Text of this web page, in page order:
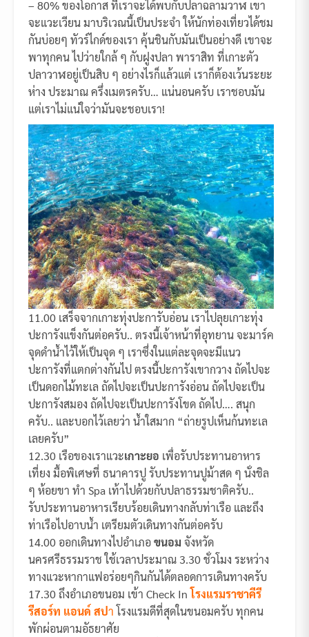
– 80% ของโอกาส ที่เราจะได้พบกับปลาฉลามวาฬ เขา
จะแวะเวียน มาบริเวณนี้เป็นประจำ ให้นักท่องเที่ยวได้ชม
กันบ่อยๆ ทัวร์ไกด์ของเรา คุ้นชินกับมันเป็นอย่างดี เขาจะ
พาทุกคน ไปว่ายใกล้ ๆ กับฝูงปลา พาราสิท ที่เกาะตัว
ปลาวาฬอยู่เป็นสิบ ๆ อย่างไรก็แล้วแต่ เราก็ต้องเว้นระยะ
ห่าง ประมาณ ครึ่งเมตรครับ… แน่นอนครับ เราชอบมัน
แต่เราไม่แน่ใจว่ามันจะชอบเรา!
11.00 เสร็จจากเกาะทุ่งปะการับอ่อน เราไปลุยเกาะทุ่ง
ปะการังแข็งกันต่อครับ.. ตรงนี้เจ้าหน้าที่อุทยาน จะมาร์ค
จุดดำน้ำไว้ให้เป็นจุด ๆ เราซึ่งในแต่ละจุดจะมีแนว
ปะการังที่แตกต่างกันไป ตรงนี้ปะการังเขากวาง ถัดไปจะ
เป็นดอกไม้ทะเล ถัดไปจะเป็นปะการังอ่อน ถัดไปจะเป็น
ปะการังสมอง ถัดไปจะเป็นปะการังโขด ถัดไป…. สนุก
ครับ.. และบอกไว้เลยว่า น้ำใสมาก “ถ่ายรูปเห็นก้นทะเล
เลยครับ”
12.30 เรือของเราแวะเกาะยอ เพื่อรับประทานอาหาร
เที่ยง มื้อพิเศษที่ ธนาคารปู รับประทานปูม้าสด ๆ นั่งชิล
ๆ ห้อยขา ทำ Spa เท้าไปด้วยกับปลาธรรมชาติครับ..
รับประทานอาหารเรียบร้อยเดินทางกลับท่าเรือ และถึง
ท่าเรือไปอาบน้ำ เตรียมตัวเดินทางกันต่อครับ
14.00 ออกเดินทางไปอำเภอขนอม จังหวัด
นครศรีธรรมราช ใช้เวลาประมาณ 3.30 ชั่วโมง ระหว่าง
ทางแวะหากาแฟอร่อยๆกินกันได้ตลอดการเดินทางครับ
17.30 ถึงอำเภอขนอม เข้า Check Inโรงแรมราชาคีรี
รีสอร์ท แอนด์ สปาโรงแรมดีที่สุดในขนอมครับ ทุกคน
พักผ่อนตามอัธยาศัย